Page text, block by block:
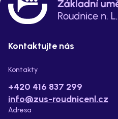
Kontaktujte nás
Kontakty
+420 416 837 299
info@zus-roudnicenl.cz
Adresa